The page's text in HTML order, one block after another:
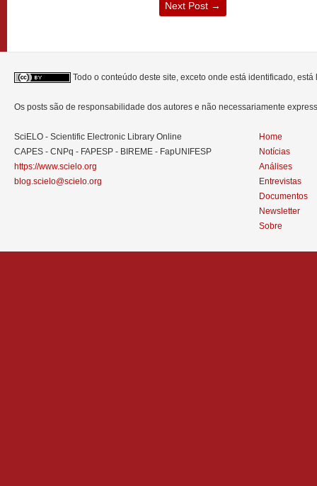
Next Post →
Todo o conteúdo deste site, exceto onde está identificado,
Os posts são de responsabilidade dos autores e não necessariamente
SciELO - Scientific Electronic Library Online
CAPES - CNPq - FAPESP - BIREME - FapUNIFESP
https://www.scielo.org
blog.scielo@scielo.org
Home
Notícias
Análises
Entrevistas
Documentos
Newsletter
Sobre